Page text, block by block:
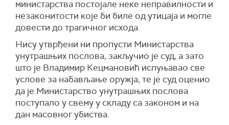
министарства постојале неке неправилности и
незаконитости које би биле од утицаја и могле
довести до трагичног исхода.
Нису утврђени ни пропусти Министарства
унутрашњих послова, закључио је суд, а зато
што је Владимир Кецмановић испуњавао све
услове за набављање оружја, те је суд оценио
да је Министарство унутрашњих послова
поступало у свему у складу са законом и на
дан масовног убиства.